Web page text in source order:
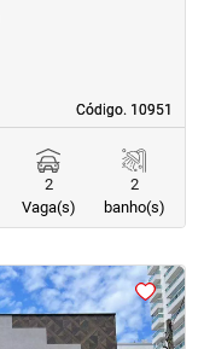
Código. 10951
Código. 10951
2
Vaga(s)
2
banho(s)